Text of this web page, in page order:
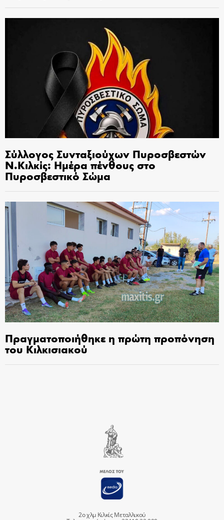
Σύλλογος Συνταξιούχων Πυροσβεστών
Ν.Κιλκίς: Ημέρα πένθους στο
Πυροσβεστικό Σώμα
Πραγματοποιήθηκε η πρώτη προπόνηση
του Κιλκισιακού
2ο χλμ Κιλκίς Μεταλλικού